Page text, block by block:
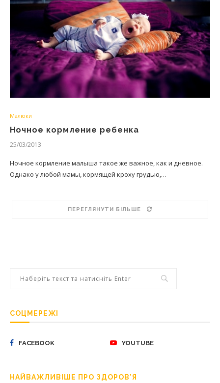
Малюки
Ночное кормление ребенка
25/03/2013
Ночное кормление малыша такое же важное, как и дневное.
Однако у любой мамы, кормящей кроху грудью,…
ПЕРЕГЛЯНУТИ БІЛЬШЕ
СОЦМЕРЕЖІ
FACEBOOK YOUTUBE
НАЙВАЖЛИВІШЕ ПРО ЗДОРОВ’Я